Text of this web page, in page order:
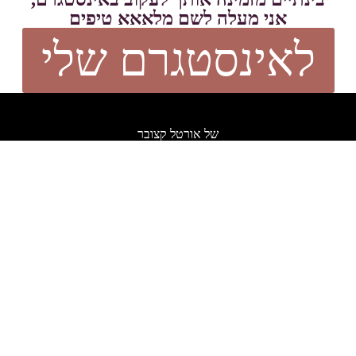
אני מעלה לשם מלאאא טיפים
לאינסטגרם שלי
של אורטל קצובר